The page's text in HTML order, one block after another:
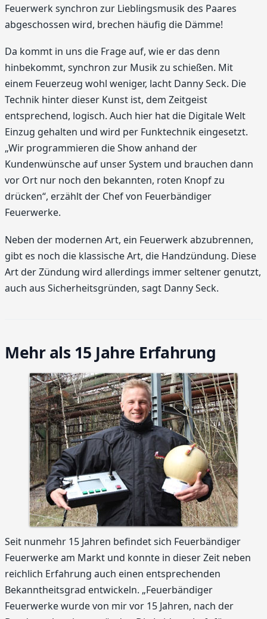
Feuerwerk synchron zur Lieblingsmusik des Paares
abgeschossen wird, brechen häufig die Dämme!
Da kommt in uns die Frage auf, wie er das denn
hinbekommt, synchron zur Musik zu schießen. Mit
einem Feuerzeug wohl weniger, lacht Danny Seck. Die
Technik hinter dieser Kunst ist, dem Zeitgeist
entsprechend, logisch. Auch hier hat die Digitale Welt
Einzug gehalten und wird per Funktechnik eingesetzt.
„Wir programmieren die Show anhand der
Kundenwünsche auf unser System und brauchen dann
vor Ort nur noch den bekannten, roten Knopf zu
drücken“, erzählt der Chef von Feuerbändiger
Feuerwerke.
Neben der modernen Art, ein Feuerwerk abzubrennen,
gibt es noch die klassische Art, die Handzündung. Diese
Art der Zündung wird allerdings immer seltener genutzt,
auch aus Sicherheitsgründen, sagt Danny Seck.
Mehr als 15 Jahre Erfahrung
Seit nunmehr 15 Jahren befindet sich Feuerbändiger
Feuerwerke am Markt und konnte in dieser Zeit neben
reichlich Erfahrung auch einen entsprechenden
Bekanntheitsgrad entwickeln. „Feuerbändiger
Feuerwerke wurde von mir vor 15 Jahren, nach der